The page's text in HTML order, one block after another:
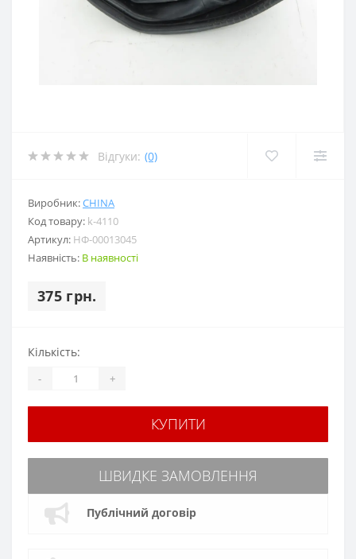
Відгуки: (0)
Виробник:CHINA
Код товару: k-4110
Артикул: НФ-00013045
Наявність: В наявності
375 грн.
Кількість:
- +
КУПИТИ
ШВИДКЕ ЗАМОВЛЕННЯ
Публічний договір